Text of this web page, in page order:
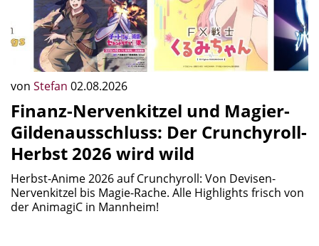
von Stefan 02.08.2026
Finanz-Nervenkitzel und Magier-
Gildenausschluss: Der Crunchyroll-
Herbst 2026 wird wild
Herbst-Anime 2026 auf Crunchyroll: Von Devisen-
Nervenkitzel bis Magie-Rache. Alle Highlights frisch von
der AnimagiC in Mannheim!